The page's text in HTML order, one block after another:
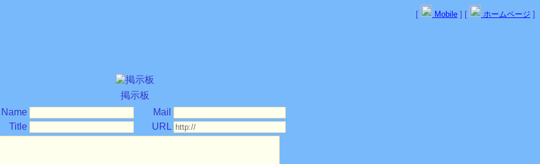
[ Mobile ] [ ホームページ ]
掲示板
Name
Mail
Title
URL